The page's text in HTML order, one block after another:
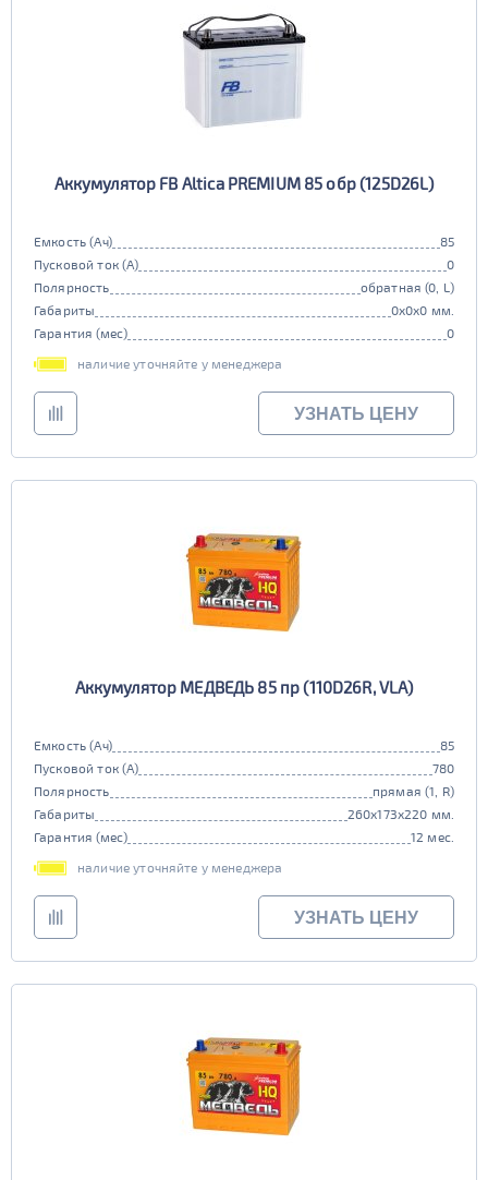
Аккумулятор FB Altica PREMIUM 85 обр (125D26L)
Емкость (Ач)
85
Пусковой ток (А)
0
Полярность
обратная (0, L)
Габариты
0x0x0 мм.
Гарантия (мес)
0
наличие уточняйте у менеджера
УЗНАТЬ ЦЕНУ
Аккумулятор МЕДВЕДЬ 85 пр (110D26R, VLA)
Емкость (Ач)
85
Пусковой ток (А)
780
Полярность
прямая (1, R)
Габариты
260x173x220 мм.
Гарантия (мес)
12 мес.
наличие уточняйте у менеджера
УЗНАТЬ ЦЕНУ